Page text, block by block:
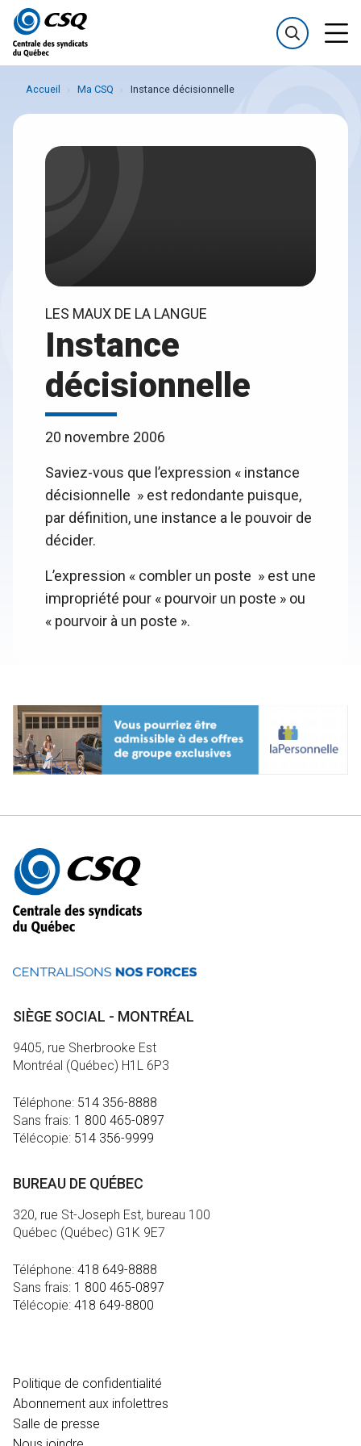
Passer
au
menu
Passer
au
contenu
Accueil Ma CSQ Instance décisionnelle
LES MAUX DE LA LANGUE
Instance
décisionnelle
20 novembre 2006
Saviez-vous que l’expression « instance
décisionnelle » est redondante puisque,
par définition, une instance a le pouvoir de
décider.
L’expression « combler un poste » est une
impropriété pour « pourvoir un poste » ou
« pourvoir à un poste ».
Autres
informations
SIÈGE SOCIAL - MONTRÉAL
9405, rue Sherbrooke Est
Montréal (Québec) H1L 6P3
Téléphone: 514 356-8888
Sans frais: 1 800 465-0897
Télécopie: 514 356-9999
BUREAU DE QUÉBEC
320, rue St-Joseph Est, bureau 100
Québec (Québec) G1K 9E7
Téléphone: 418 649-8888
Sans frais: 1 800 465-0897
Télécopie: 418 649-8800
Politique de confidentialité
Abonnement aux infolettres
Salle de presse